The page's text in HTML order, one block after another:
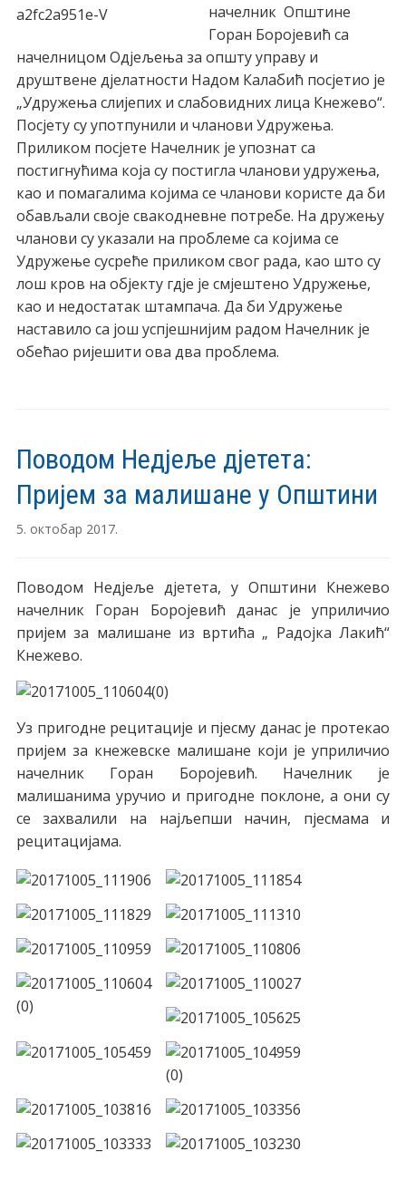
начелник Општине
Горан Боројевић са
начелницом Одјељења за општу управу и
друштвене дјелатности Надом Калабић посјетио је
„Удружења слијепих и слабовидних лица Кнежево“.
Посјету су употпунили и чланови Удружења.
Приликом посјете Начелник је упознат са
постигнућима која су постигла чланови удружења,
као и помагалима којима се чланови користе да би
обављали своје свакодневне потребе. На дружењу
чланови су указали на проблеме са којима се
Удружење сусреће приликом свог рада, као што су
лош кров на објекту гдје је смјештено Удружење,
као и недостатак штампача. Да би Удружење
наставило са још успјешнијим радом Начелник је
обећао ријешити ова два проблема.
Поводом Недјеље дјетета:
Пријем за малишане у Општини
5. октобар 2017.
Поводом Недјеље дјетета, у Општини Кнежево
начелник Горан Боројевић данас је уприличио
пријем за малишане из вртића „ Радојка Лакић“
Кнежево.
Уз пригодне рецитације и пјесму данас је протекао
пријем за кнежевске малишане који је уприличио
начелник Горан Боројевић. Начелник је
малишанима уручио и пригодне поклоне, а они су
се захвалили на најљепши начин, пјесмама и
рецитацијама.